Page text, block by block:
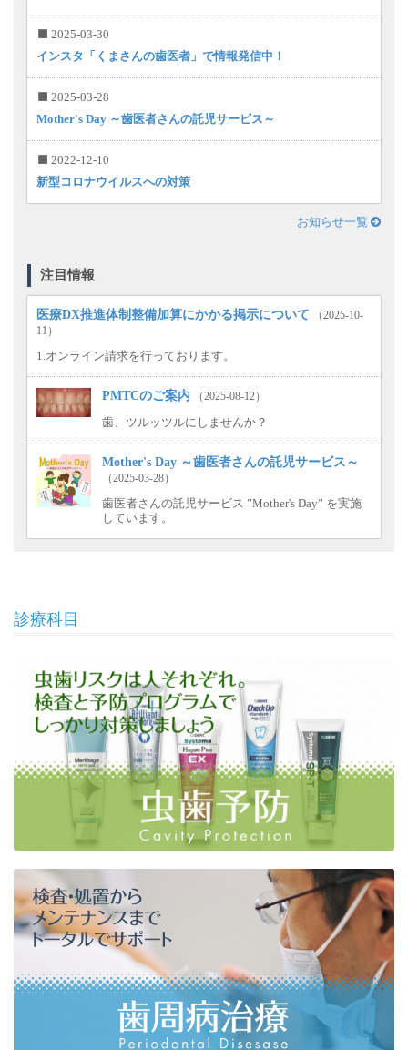
2025-03-30
インスタ「くまさんの歯医者」で情報発信中！
2025-03-28
Mother's Day ～歯医者さんの託児サービス～
2022-12-10
新型コロナウイルスへの対策
お知らせ一覧
注目情報
医療DX推進体制整備加算にかかる掲示について
（2025-10-
11）
1.オンライン請求を行っております。
PMTCのご案内 （2025-08-12）
歯、ツルッツルにしませんか？
Mother's Day ～歯医者さんの託児サービス～
（2025-03-28）
歯医者さんの託児サービス ”Mother's Day” を実施
しています。
診療科目